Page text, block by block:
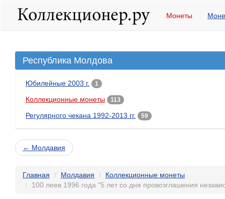
Монеты
Республика Молдова
Юбилейные 2003 г. 1
Коллекционные монеты 113
Регулярного чекана 1992-2013 гг. 59
← Молдавия
Главная Молдавия
Коллекционные монеты
100 леев 1996 года "5 лет со дня провозглашения